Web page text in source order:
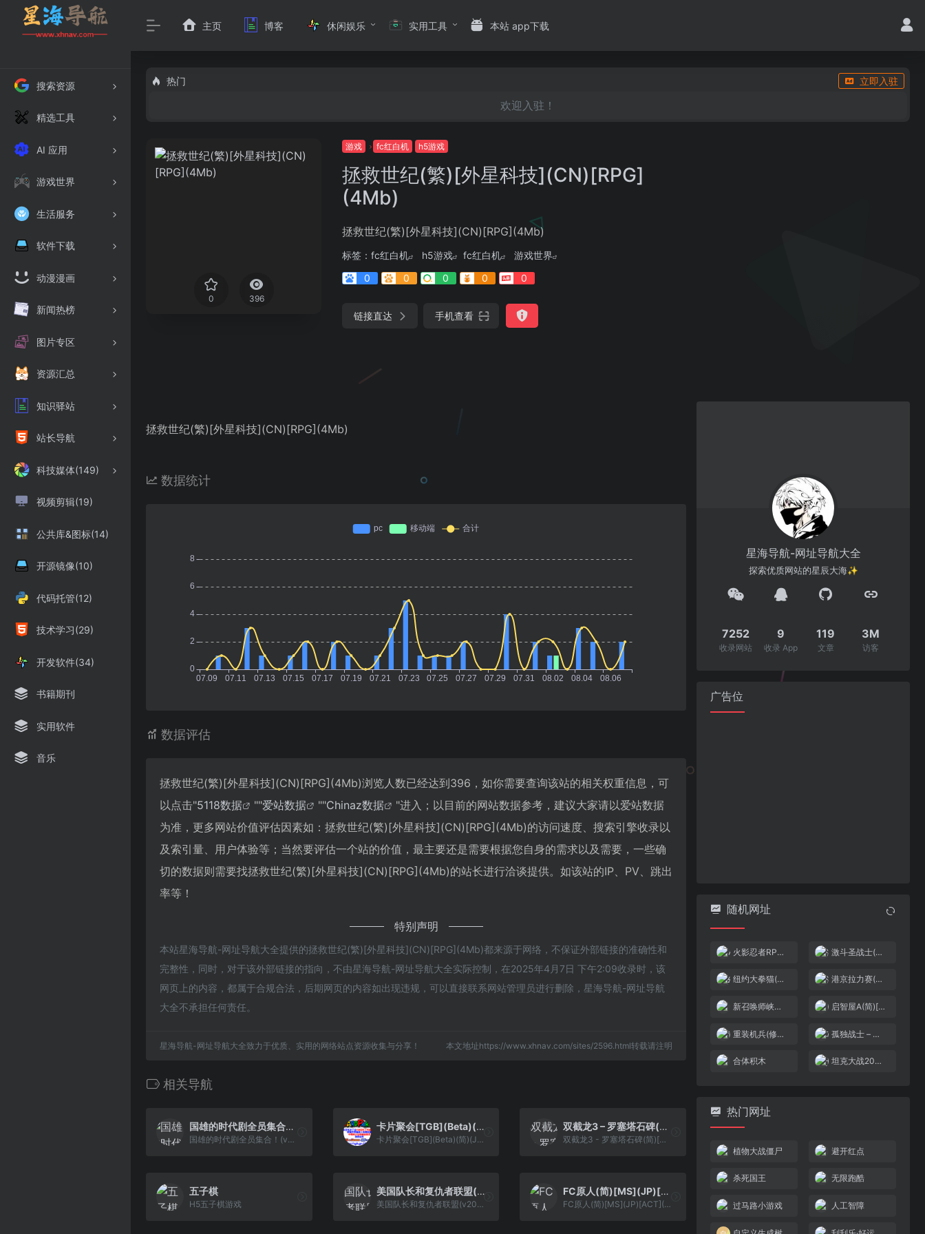
搜索资源
精选工具
AI 应用
游戏世界
生活服务
软件下载
动漫漫画
新闻热榜
图片专区
资源汇总
知识驿站
站长导航
科技媒体(149)
视频剪辑(19)
公共库&图标(14)
开源镜像(10)
代码托管(12)
技术学习(29)
开发软件(34)
书籍期刊
实用软件
音乐
主页 博客 休闲娱乐 实用工具 本站 app下载
热门 立即入驻
欢迎入驻！
0 396
游戏 fc红白机 h5游戏
拯救世纪(繁)[外星科技](CN)[RPG]
(4Mb)
拯救世纪(繁)[外星科技](CN)[RPG](4Mb)
标签： fc红白机 h5游戏 fc红白机
游戏世界
0
0 0 0 0
链接直达 手机查看
拯救世纪(繁)[外星科技](CN)[RPG](4Mb)
数据统计
数据评估
拯救世纪(繁)[外星科技](CN)[RPG](4Mb)浏览人数已经达到396，如你需要查询该站的相关权重信息，可
以点击"5118数据 ""爱站数据 ""Chinaz数据
"进入；以目前的网站数据参考，建议大家请以爱站数据
为准，更多网站价值评估因素如：拯救世纪(繁)[外星科技](CN)[RPG](4Mb)的访问速度、搜索引擎收录以
及索引量、用户体验等；当然要评估一个站的价值，最主要还是需要根据您自身的需求以及需要，一些确
切的数据则需要找拯救世纪(繁)[外星科技](CN)[RPG](4Mb)的站长进行洽谈提供。如该站的IP、PV、跳出
率等！
特别声明
本站星海导航-网址导航大全提供的拯救世纪(繁)[外星科技](CN)[RPG](4Mb)都来源于网络，不保证外部链接的准确性和
完整性，同时，对于该外部链接的指向，不由星海导航-网址导航大全实际控制，在2025年4月7日 下午2:09收录时，该
网页上的内容，都属于合规合法，后期网页的内容如出现违规，可以直接联系网站管理员进行删除，星海导航-网址导航
大全不承担任何责任。
星海导航-网址导航大全致力于优质、实用的网络站点资源收集与分享！ 本文地址https://www.xhnav.com/sites/2596.html转载请注明
相关导航
国雄的时代剧全员集合！(v0.91)(繁)[热血的鱼缸](JP)[ACT](2.5Mb)
国雄的时代剧全员集合！(v0.91)(繁)[热血的鱼缸](JP)[ACT](2.5Mb)
卡片聚会[TGB](Beta)(简)(JP)(64Mb)
卡片聚会[TGB](Beta)(简)(JP)(64Mb)
双截龙3 – 罗塞塔石碑(简)[Madcell](JP)[ACT](2.25Mb)
双截龙3 - 罗塞塔石碑(简)[Madcell](JP)[ACT](2.25Mb)
五子棋
H5五子棋游戏
美国队长和复仇者联盟(v20220506)(简)[LSP](US)[ACT](3Mb)
美国队长和复仇者联盟(v20220506)(简)[LSP](US)[ACT](3Mb)
FC原人(简)[MS](JP)[ACT](3Mb)
FC原人(简)[MS](JP)[ACT](3Mb)
星海导航-网址导航大全
探索优质网站的星辰大海✨
7252
收录网站
9
收录 App
119
文章
3M
访客
广告位
随机网址
火影忍者RPG(简)[南晶科技](CN)[RPG](16Mb) 激斗圣战士(简)[外星科技](JP)[RPG](4Mb)
纽约大拳猫(简)[高伟](JP)[ACT](2Mb) 港京拉力赛(简)[天苑软件](CN)[RAC](2Mb)
新召唤师峡谷大冒险 启智屋A(简)[小霸王](CN)[PUZ](2Mb)
重装机兵(修正版)(简)[先锋卡通+星夜之幻](JP)[RPG](6Mb) 孤独战士 – 惑星戒严令(v1.0)(简)[业余](JP)[STG](2Mb)
合体积木 坦克大战2008(简)[叶枫](JP)[STG](0.18Mb)
热门网址
植物大战僵尸 避开红点
杀死国王 无限跑酷
过马路小游戏 人工智障